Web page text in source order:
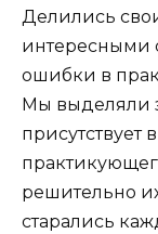
Делились
интересными
ошибки в
Мы выделяли
присутствует
решительно
старались